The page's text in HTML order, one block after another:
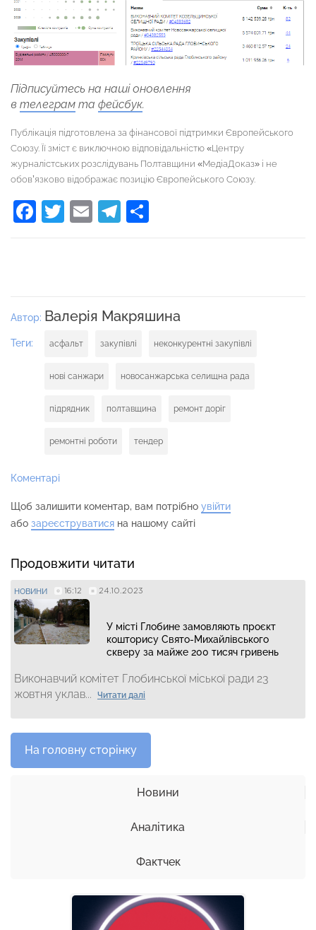
Підписуйтесь на наші оновлення
в телеграм та фейсбук.
Публікація підготовлена за фінансової підтримки Європейського
Союзу. Її зміст є виключною відповідальністю «Центру
журналістських розслідувань Полтавщини «МедіаДоказ» і не
обов’язково відображає позицію Європейського Союзу.
Facebook
Twitter
EmailTelegram
Автор: Валерія Макряшина
Теги: асфальт закупівлі неконкурентні закупівлі
нові санжари новосанжарська селищна рада
підрядник полтавщина ремонт доріг
ремонтні роботи тендер
Коментарі
Щоб залишити коментар, вам потрібно увійти
або зареєструватися на нашому сайті
Продовжити читати
НОВИНИ 16:12 24.10.2023
У місті Глобине замовляють проєкт
кошторису Свято-Михайлівського
скверу за майже 200 тисяч гривень
Виконавчий комітет Глобинської міської ради 23
жовтня уклав...
Читати далі
На головну сторінку
Новини
Аналітика
Фактчек